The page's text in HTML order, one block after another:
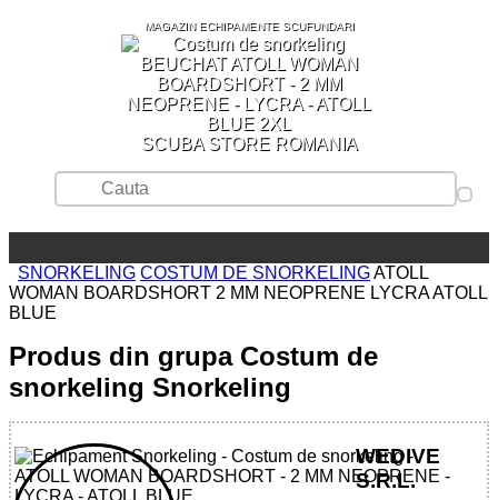
MAGAZIN ECHIPAMENTE SCUFUNDARI
SCUBA STORE ROMANIA
SNORKELING COSTUM DE SNORKELINGATOLL
WOMAN BOARDSHORT 2 MM NEOPRENE LYCRA ATOLL
BLUE
Produs din grupa Costum de
snorkeling Snorkeling
WEDIVE
S.R.L.